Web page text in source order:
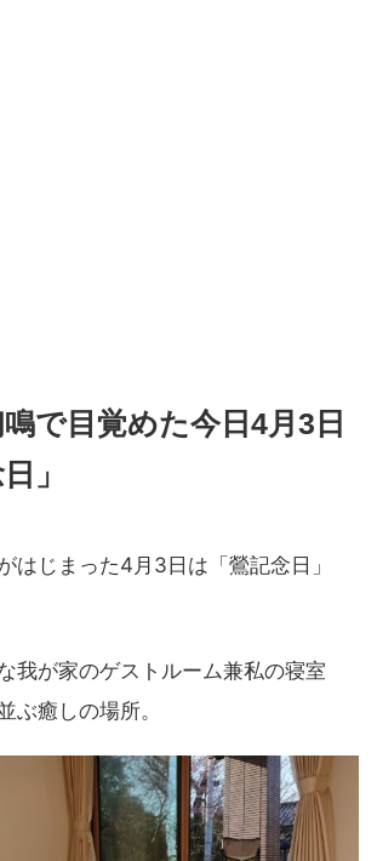
で目覚めた今日4月3日
」
はじまった4月3日は「鶯記念日」
我が家のゲストルーム兼私の寝室
ぶ癒しの場所。